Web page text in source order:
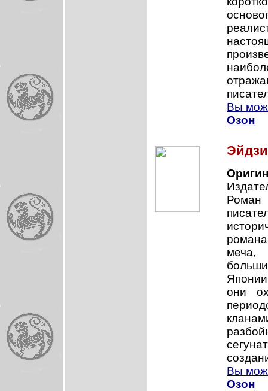
Вы
Озон
меча,
они
Вы
Озон